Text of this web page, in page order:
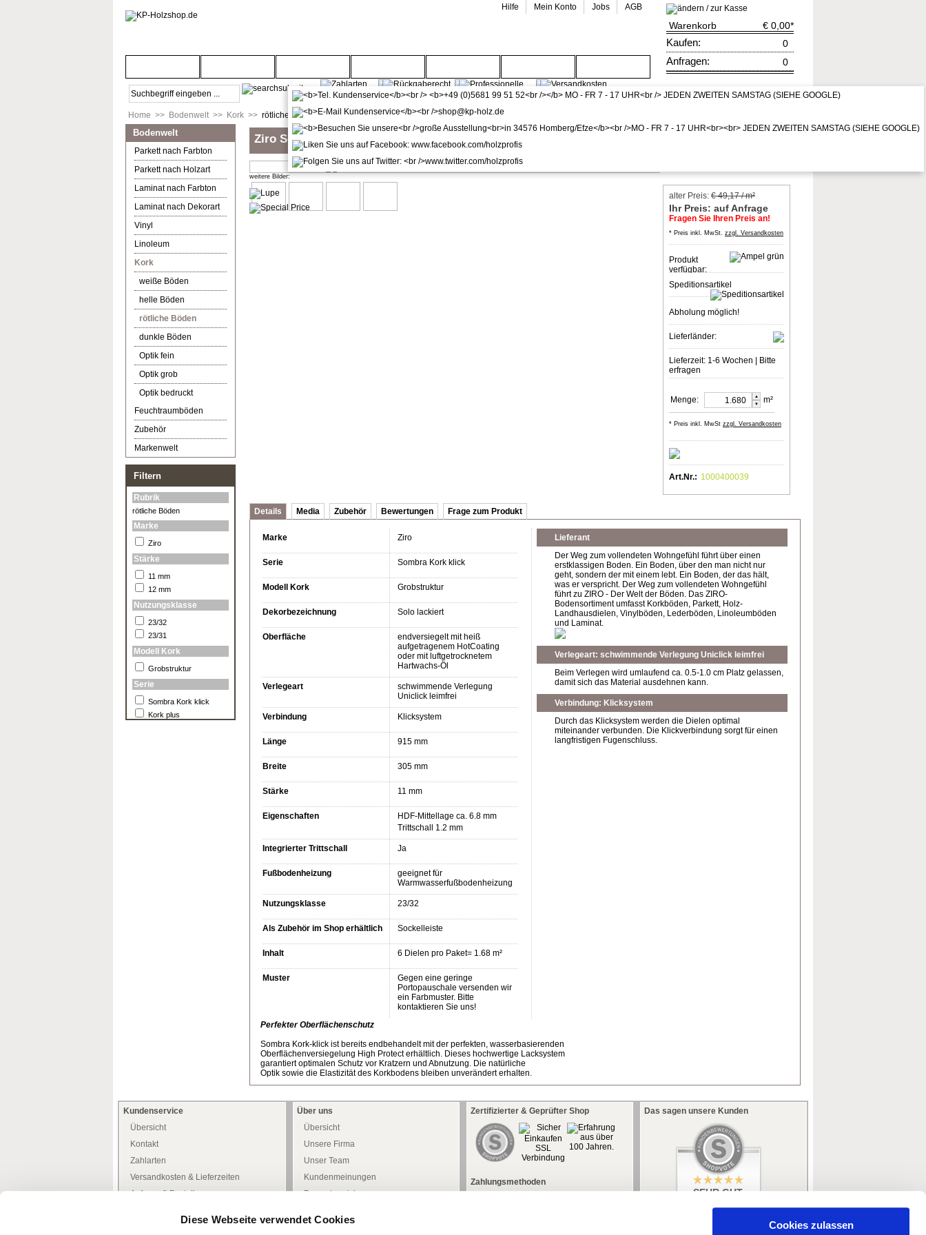
Diese Webseite verwendet Cookies Cookies zulassen
Hilfe Mein Konto Jobs AGB
Warenkorb € 0,00*
Kaufen: 0
Anfragen: 0
zur Kasse
Home >> Bodenwelt >> Kork >> rötliche Böden
Ziro Sombra Kork klick Solo lackiert Fertigfußboden inkl. Trittschall
weitere Bilder:
alter Preis: € 49,17 / m²
Ihr Preis: auf Anfrage
Fragen Sie Ihren Preis an!
* Preis inkl. MwSt. zzgl. Versandkosten
Produkt
verfügbar:
Speditionsartikel
Abholung möglich!
Lieferländer:
Lieferzeit: 1-6 Wochen | Bitte
erfragen
Menge:
▲
▼
m²
* Preis inkl. MwSt zzgl. Versandkosten
Art.Nr.: 1000400039
Details Media Zubehör Bewertungen Frage zum Produkt
Marke Ziro
Serie Sombra Kork klick
Modell Kork Grobstruktur
Dekorbezeichnung Solo lackiert
Oberfläche
endversiegelt mit heiß
aufgetragenem HotCoating
oder mit luftgetrocknetem
Hartwachs-Öl
Verlegeart
schwimmende Verlegung
Uniclick leimfrei
Verbindung Klicksystem
Länge 915 mm
Breite 305 mm
Stärke 11 mm
Eigenschaften
HDF-Mittellage ca. 6.8 mm
Trittschall 1.2 mm
Integrierter Trittschall Ja
Fußbodenheizung
geeignet für
Warmwasserfußbodenheizung
Nutzungsklasse 23/32
Als Zubehör im Shop erhältlich Sockelleiste
Inhalt 6 Dielen pro Paket= 1.68 m²
Muster
Gegen eine geringe
Portopauschale versenden wir
ein Farbmuster. Bitte
kontaktieren Sie uns!
Lieferant
Der Weg zum vollendeten Wohngefühl führt über einen
erstklassigen Boden. Ein Boden, über den man nicht nur
geht, sondern der mit einem lebt. Ein Boden, der das hält,
was er verspricht. Der Weg zum vollendeten Wohngefühl
führt zu ZIRO - Der Welt der Böden. Das ZIRO-
Bodensortiment umfasst Korkböden, Parkett, Holz-
Landhausdielen, Vinylböden, Lederböden, Linoleumböden
und Laminat.
Verlegeart: schwimmende Verlegung Uniclick leimfrei
Beim Verlegen wird umlaufend ca. 0.5-1.0 cm Platz gelassen,
damit sich das Material ausdehnen kann.
Verbindung: Klicksystem
Durch das Klicksystem werden die Dielen optimal
miteinander verbunden. Die Klickverbindung sorgt für einen
langfristigen Fugenschluss.
Perfekter Oberflächenschutz
Sombra Kork-klick ist bereits endbehandelt mit der perfekten, wasserbasierenden
Oberflächenversiegelung High Protect erhältlich. Dieses hochwertige Lacksystem
garantiert optimalen Schutz vor Kratzern und Abnutzung. Die natürliche
Optik sowie die Elastizität des Korkbodens bleiben unverändert erhalten.
Bodenwelt
Parkett nach Farbton
Parkett nach Holzart
Laminat nach Farbton
Laminat nach Dekorart
Vinyl
Linoleum
Kork
weiße Böden
helle Böden
rötliche Böden
dunkle Böden
Optik fein
Optik grob
Optik bedruckt
Feuchtraumböden
Zubehör
Markenwelt
Filtern
Rubrik
rötliche Böden
Marke
Ziro
Stärke
11 mm
12 mm
Nutzungsklasse
23/32
23/31
Modell Kork
Grobstruktur
Serie
Sombra Kork klick
Kork plus
Kundenservice
Übersicht
Kontakt
Zahlarten
Versandkosten & Lieferzeiten
Anfrage & Bestellung
Über uns
Übersicht
Unsere Firma
Unser Team
Kundenmeinungen
Pressebereich
Zertifizierter & Geprüfter Shop
Zahlungsmethoden
Das sagen unsere Kunden
SEHR GUT